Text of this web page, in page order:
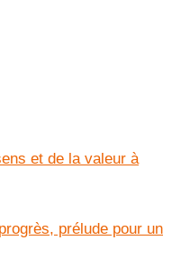
et de la valeur à
prélude pour un